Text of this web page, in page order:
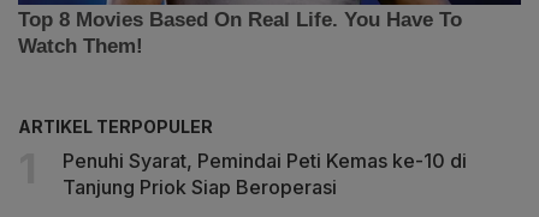
ARTIKEL TERPOPULER
Penuhi Syarat, Pemindai Peti Kemas ke-10 di
Tanjung Priok Siap Beroperasi